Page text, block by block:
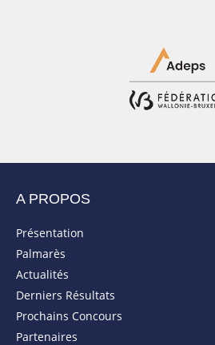
A PROPOS
Présentation
Palmarès
Actualités
Derniers Résultats
Prochains Concours
Partenaires